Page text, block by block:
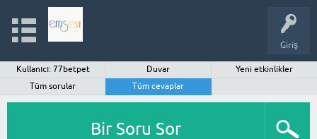
Giriş
Kullanıcı: 77betpet Duvar
Yeni etkinlikler
Tüm sorular
Tüm cevaplar
Bir Soru Sor